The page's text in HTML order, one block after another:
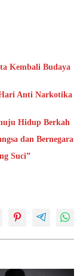
Kembali Budaya
Anti Narkotika
Hidup Berkah
dan Bernegara
Suci”